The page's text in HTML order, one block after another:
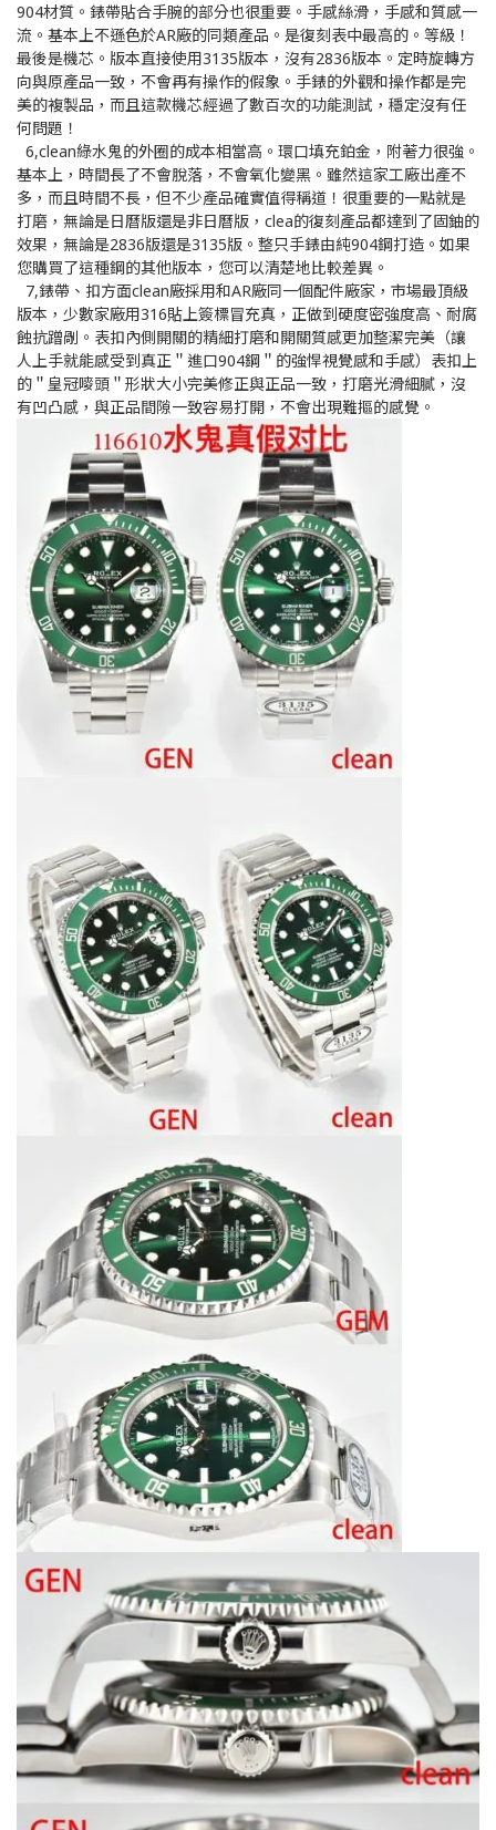
904材質。錶帶貼合手腕的部分也很重要。手感絲滑，手感和質感一
流。基本上不遜色於AR廠的同類產品。是復刻表中最高的。等級！
最後是機芯。版本直接使用3135版本，沒有2836版本。定時旋轉方
向與原產品一致，不會再有操作的假象。手錶的外觀和操作都是完
美的複製品，而且這款機芯經過了數百次的功能測試，穩定沒有任
何問題！
6,clean綠水鬼的外圈的成本相當高。環口填充鉑金，附著力很強。
基本上，時間長了不會脫落，不會氧化變黑。雖然這家工廠出產不
多，而且時間不長，但不少產品確實值得稱道！很重要的一點就是
打磨，無論是日曆版還是非日曆版，clea的復刻產品都達到了固鈾的
效果，無論是2836版還是3135版。整只手錶由純904鋼打造。如果
您購買了這種鋼的其他版本，您可以清楚地比較差異。
7,錶帶、扣方面clean廠採用和AR廠同一個配件廠家，市場最頂級
版本，少數家廠用316貼上簽標冒充真，正做到硬度密強度高、耐腐
蝕抗蹭剮。表扣內側開關的精細打磨和開關質感更加整潔完美（讓
人上手就能感受到真正＂進口904鋼＂的強悍視覺感和手感）表扣上
的＂皇冠嘜頭＂形狀大小完美修正與正品一致，打磨光滑細膩，沒
有凹凸感，與正品間隙一致容易打開，不會出現難摳的感覺。